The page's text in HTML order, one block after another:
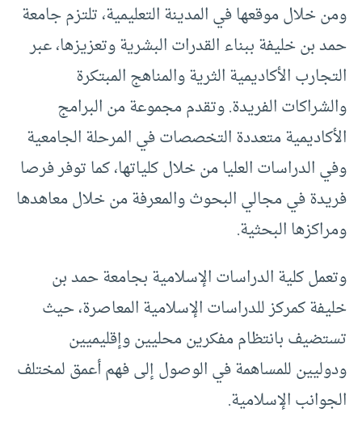
ومن خلال موقعها في المدينة التعليمية، تلتزم جامعة
حمد بن خليفة ببناء القدرات البشرية وتعزيزها، عبر
التجارب الأكاديمية الثرية والمناهج المبتكرة
والشراكات الفريدة. وتقدم مجموعة من البرامج
الأكاديمية متعددة التخصصات في المرحلة الجامعية
وفي الدراسات العليا من خلال كلياتها، كما توفر فرصا
فريدة في مجالي البحوث والمعرفة من خلال معاهدها
ومراكزها البحثية.
وتعمل كلية الدراسات الإسلامية بجامعة حمد بن
خليفة كمركز للدراسات الإسلامية المعاصرة، حيث
تستضيف بانتظام مفكرين محليين وإقليميين
ودوليين للمساهمة في الوصول إلى فهم أعمق لمختلف
الجوانب الإسلامية.